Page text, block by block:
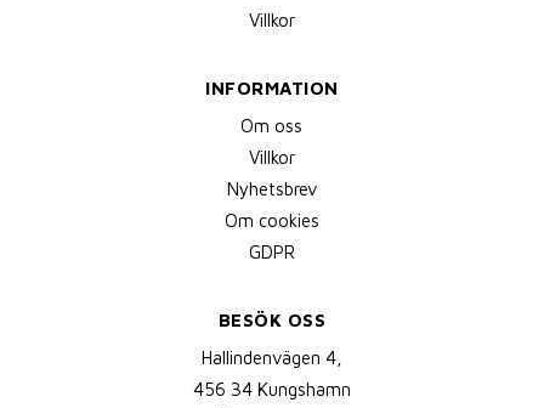
Villkor
INFORMATION
Om oss
Villkor
Nyhetsbrev
Om cookies
GDPR
BESÖK OSS
Hallindenvägen 4,
456 34 Kungshamn